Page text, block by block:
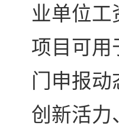
业单位工
项目可用
门申报
创新活力